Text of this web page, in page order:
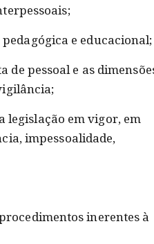
e educacional;
de pessoal e as
legislação em vigor, em
impessoalidade,
inerentes à